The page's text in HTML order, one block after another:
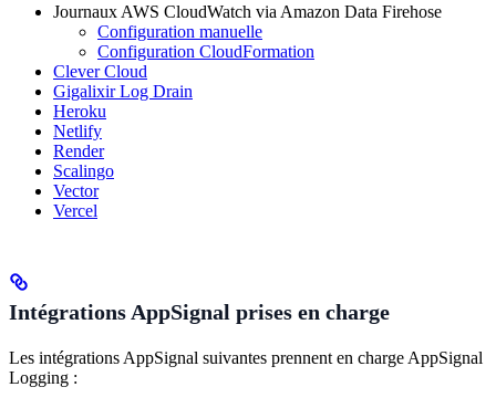
Journaux AWS CloudWatch via Amazon Data Firehose
Configuration manuelle
Configuration CloudFormation
Clever Cloud
Gigalixir Log Drain
Heroku
Netlify
Render
Scalingo
Vector
Vercel
Intégrations AppSignal prises en charge
Les intégrations AppSignal suivantes prennent en charge AppSignal
Logging :